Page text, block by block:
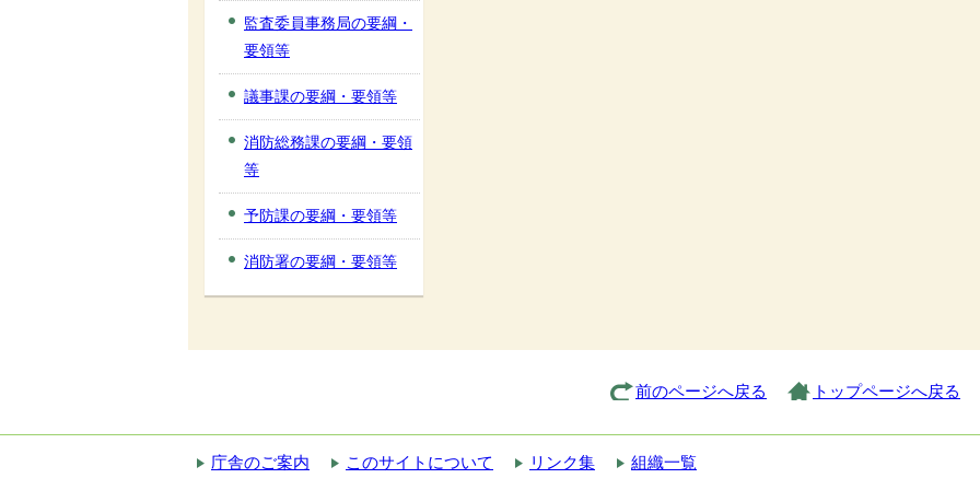
監査委員事務局の要綱・
要領等
議事課の要綱・要領等
消防総務課の要綱・要領
等
予防課の要綱・要領等
消防署の要綱・要領等
前のページへ戻る トップページへ戻る
庁舎のご案内 このサイトについて リンク集 組織一覧